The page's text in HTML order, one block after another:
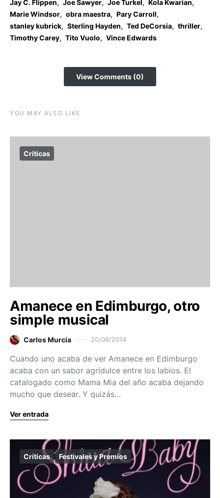
Jay C. Flippen, Joe Sawyer, Joe Turkel , Kola Kwarian,
Marie Windsor, obra maestra, Pary Carroll,
stanley kubrick, Sterling Hayden, Ted DeCorsia, thriller,
Timothy Carey, Tito Vuolo, Vince Edwards
View Comments (0)
YOU MAY ALSO LIKE
Críticas
Amanece en Edimburgo, otro
simple musical
Carlos Murcia 20/06/2014
Cuando uno acaba de ver Amanece en Edimburgo
acaba con un sabor agridulce entre los labios. El
catalogado como Mama Mia del año acaba dejando
mucho que desear. Y quizás…
Ver entrada
Críticas Festivales y Premios